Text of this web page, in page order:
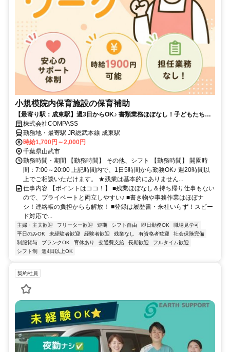
小規模院内保育施設の保育補助
【最寄り駅：成東駅】週3日からOK♪ 書類業務ほぼなし！子どもたちと
じっくり関われる環境★
株式会社COMPASS
勤務地・最寄駅 JR総武本線 成東駅
時給1,700円～2,000円
千葉県山武市
勤務時間・期間 【勤務時間】 その他、シフト 【勤務時間】 開園時
間：7:00～20:00 上記時間内で、1日5時間から勤務OK♪ 週20時間以
上でご相談いただけます。 ★残業は基本的にありません...
仕事内容 【ポイントはココ！】 ■残業ほぼなし＆持ち帰り仕事もない
ので、プライベートと両立しやすい♪ ■書き物や事務作業はほぼナ
シ！連絡帳の負担からも解放！ ■登録は履歴書・来社いらず！スピー
ド対応で...
主婦・主夫歓迎 フリーター歓迎 短期 シフト自由 即日勤務OK
職場見学可
平日のみOK
未経験者歓迎 経験者歓迎 残業なし 有資格者歓迎
社会保険完備
制服貸与
ブランクOK 育休あり 交通費支給 長期歓迎
フルタイム歓迎
シフト制
週4日以上OK
契約社員